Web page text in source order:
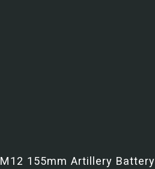
M12 155mm Artillery Battery